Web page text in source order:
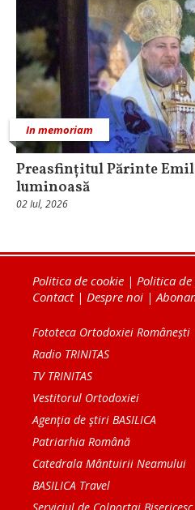
In memoriam
Preasfințitul Părinte
luminoasă
02 Iul, 2026
Politica de cookie | Politica
Contact| Despre noi |
Fototeca Ortodoxiei Românești
Radio TRINITAS
TV TRINITAS
Vestitorul Ortodoxiei
Agenţia de ştiri BASILICA
Patriarhia Română
Catedrala Mântuirii Neamului
BASILICA Travel